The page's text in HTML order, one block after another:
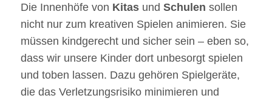
Die Innenhöfe von Kitasund Schulen sollen
nicht nur zum kreativen Spielen animieren. Sie
müssen kindgerecht und sicher sein – eben so,
dass wir unsere Kinder dort unbesorgt spielen
und toben lassen. Dazu gehören Spielgeräte,
die das Verletzungsrisiko minimieren und